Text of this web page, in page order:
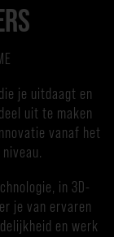
je uitdaagt en
uit te maken
vanaf het
in 3D-
je van ervaren
en werk